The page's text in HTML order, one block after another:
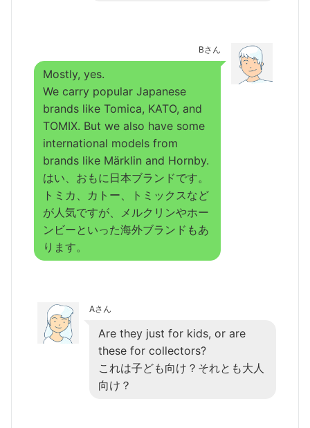
Bさん
Mostly, yes.
We carry popular Japanese
brands like Tomica, KATO, and
TOMIX. But we also have some
international models from
brands like Märklin and Hornby.
はい、おもに日本ブランドです。
トミカ、カトー、トミックスなど
が人気ですが、メルクリンやホー
ンビーといった海外ブランドもあ
ります。
Aさん
Are they just for kids, or are
these for collectors?
これは子ども向け？それとも大人
向け？